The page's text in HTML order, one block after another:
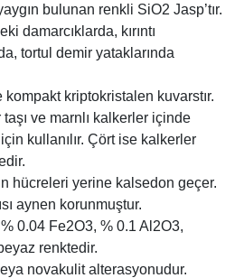
bulunan renkli SiO2 Jasp’tır.
damarcıklarda, kırıntı
tortul demir yataklarında
kriptokristalen kuvarstır.
ve marnlı kalkerler içinde
kullanılır. Çört ise kalkerler
hücreleri yerine kalsedon geçer.
aynen korunmuştur.
0.04 Fe2O3, % 0.1 Al2O3,
renktedir.
novakulit alterasyonudur.